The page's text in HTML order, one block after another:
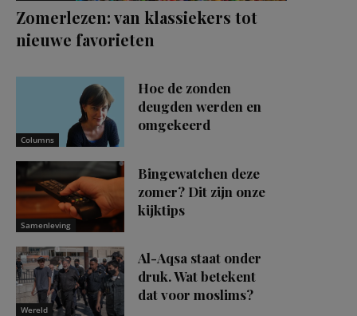
Zomerlezen: van klassiekers tot
nieuwe favorieten
Columns
Hoe de zonden
deugden werden en
omgekeerd
Samenleving
Bingewatchen deze
zomer? Dit zijn onze
kijktips
Wereld
Al-Aqsa staat onder
druk. Wat betekent
dat voor moslims?